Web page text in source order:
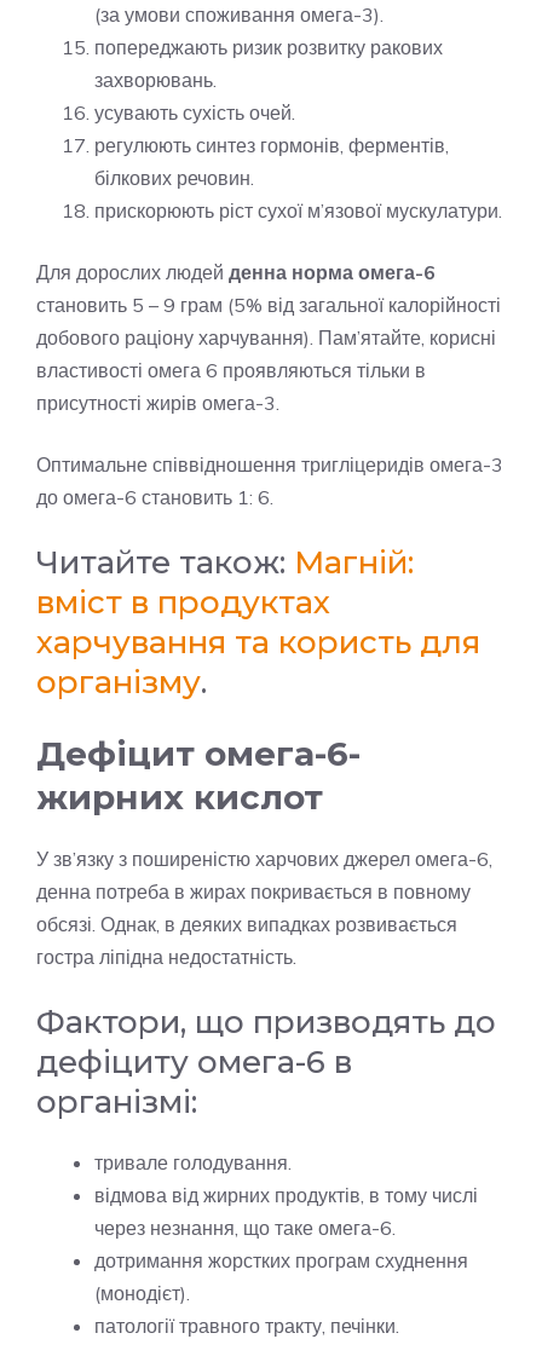
(за умови споживання омега-3).
попереджають ризик розвитку ракових
захворювань.
усувають сухість очей.
регулюють синтез гормонів, ферментів,
білкових речовин.
прискорюють ріст сухої м’язової мускулатури.
Для дорослих людей денна норма омега-6
становить 5 – 9 грам (5% від загальної калорійності
добового раціону харчування). Пам’ятайте, корисні
властивості омега 6 проявляються тільки в
присутності жирів омега-3.
Оптимальне співвідношення тригліцеридів омега-3
до омега-6 становить 1: 6.
Читайте також: Магній:
вміст в продуктах
харчування та користь для
організму.
Дефіцит омега-6-
жирних кислот
У зв’язку з поширеністю харчових джерел омега-6,
денна потреба в жирах покривається в повному
обсязі. Однак, в деяких випадках розвивається
гостра ліпідна недостатність.
Фактори, що призводять до
дефіциту омега-6 в
організмі:
тривале голодування.
відмова від жирних продуктів, в тому числі
через незнання, що таке омега-6.
дотримання жорстких програм схуднення
(монодієт).
патології травного тракту, печінки.